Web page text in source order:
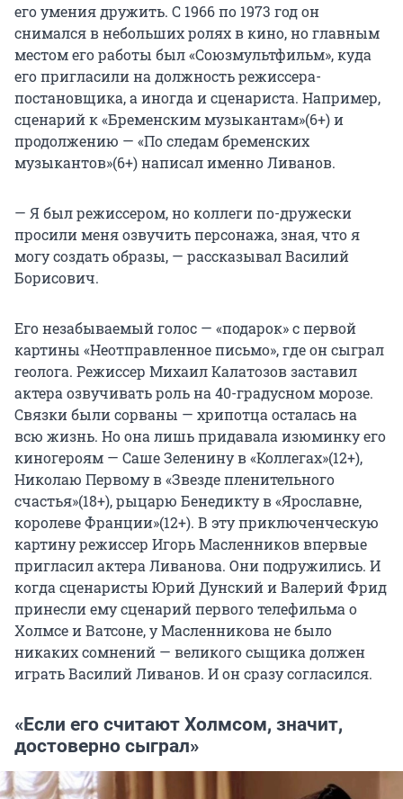
его умения дружить. С 1966 по 1973 год он
снимался в небольших ролях в кино, но главным
местом его работы был «Союзмультфильм», куда
его пригласили на должность режиссера-
постановщика, а иногда и сценариста. Например,
сценарий к «Бременским музыкантам»(6+) и
продолжению — «По следам бременских
музыкантов»(6+) написал именно Ливанов.
— Я был режиссером, но коллеги по-дружески
просили меня озвучить персонажа, зная, что я
могу создать образы, — рассказывал Василий
Борисович.
Его незабываемый голос — «подарок» с первой
картины «Неотправленное письмо», где он сыграл
геолога. Режиссер Михаил Калатозов заставил
актера озвучивать роль на 40-градусномморозе.
Связки были сорваны — хрипотца осталась на
всю жизнь. Но она лишь придавала изюминку его
киногероям — Саше Зеленину в «Коллегах»(12+),
Николаю Первому в «Звезде пленительного
счастья»(18+), рыцарю Бенедикту в «Ярославне,
королеве Франции»(12+). В эту приключенческую
картину режиссер Игорь Масленников впервые
пригласил актера Ливанова. Они подружились. И
когда сценаристы Юрий Дунский и Валерий Фрид
принесли ему сценарий первого телефильма о
Холмсе и Ватсоне, у Масленникова не было
никаких сомнений — великого сыщика должен
играть Василий Ливанов. И он сразу согласился.
«Если его считают Холмсом, значит,
достоверно сыграл»